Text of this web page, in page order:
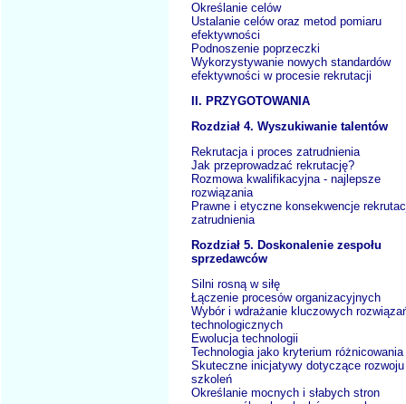
Określanie celów
Ustalanie celów oraz metod pomiaru
efektywności
Podnoszenie poprzeczki
Wykorzystywanie nowych standardów
efektywności w procesie rekrutacji
II. PRZYGOTOWANIA
Rozdział 4. Wyszukiwanie talentów
Rekrutacja i proces zatrudnienia
Jak przeprowadzać rekrutację?
Rozmowa kwalifikacyjna - najlepsze
rozwiązania
Prawne i etyczne konsekwencje
zatrudnienia
Rozdział 5. Doskonalenie zespołu
sprzedawców
Silni rosną w siłę
Łączenie procesów organizacyjnych
Wybór i wdrażanie kluczowych
technologicznych
Ewolucja technologii
Technologia jako kryterium różnicowania
Skuteczne inicjatywy dotyczące
szkoleń
Określanie mocnych i słabych stron